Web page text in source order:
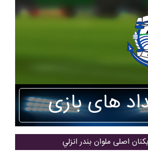
های بازی
اصلی ملوان بندر انزلي